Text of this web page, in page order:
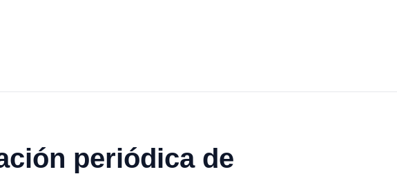
periódica de